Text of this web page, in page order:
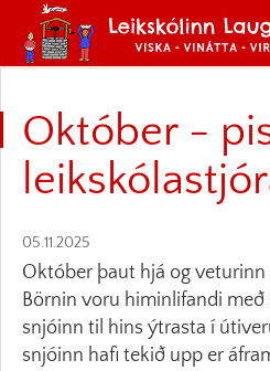
Október -
05.11.2025
Október þaut hjá og
Börnin voru himinlifandi
snjóinn til hins ýtrasta í
snjóinn hafi tekið upp er